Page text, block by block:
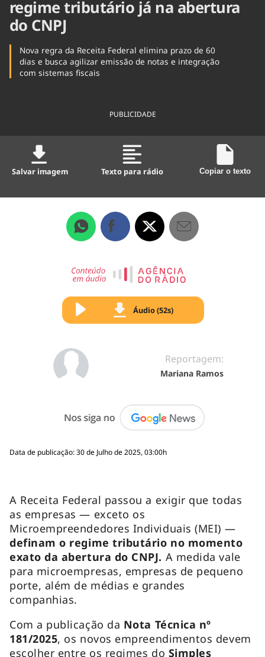
regime tributário já na abertura
do CNPJ
Nova regra da Receita Federal elimina prazo de 60
dias e busca agilizar emissão de notas e integração
com sistemas fiscais
PUBLICIDADE
Salvar imagem Texto para rádio Copiar o texto
Áudio (52s)
Reportagem:
Mariana Ramos
Data de publicação: 30 de Julho de 2025, 03:00h
A Receita Federal passou a exigir que todas
as empresas — exceto os
Microempreendedores Individuais (MEI) —
definam o regime tributário no momento
exato da abertura do CNPJ. A medida vale
para microempresas, empresas de pequeno
porte, além de médias e grandes
companhias.
Com a publicação da Nota Técnica nº
181/2025, os novos empreendimentos devem
escolher entre os regimes do Simples